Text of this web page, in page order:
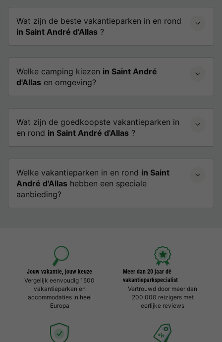
Wat zijn de beste vakantieparken in en rond
in Saint André d'Allas ?
Welke camping kiezen in Saint André
d'Allas en omgeving?
Wat zijn de goedkoopste vakantieparken in
en rond in Saint André d'Allas ?
Welke vakantieparken in en rond in Saint
André d'Allas hebben een speciale
aanbieding?
Jouw vakantie, jouw keuze
Vergelijk eenvoudig 1500
vakantieparken en
accommodaties in heel
Europa
Meer dan 20 jaar dé
vakantieparkspecialist
Vertrouwd door meer dan
200.000 reizigers met
eerlijke reviews